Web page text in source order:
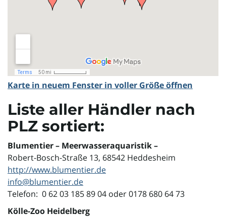
Karte in neuem Fenster in voller Größe öffnen
Liste aller Händler nach
PLZ sortiert:
Blumentier – Meerwasseraquaristik –
Robert-Bosch-Straße 13, 68542 Heddesheim
http://www.blumentier.de
info@blumentier.de
Telefon: 0 62 03 185 89 04 oder 0178 680 64 73
Kölle-Zoo Heidelberg